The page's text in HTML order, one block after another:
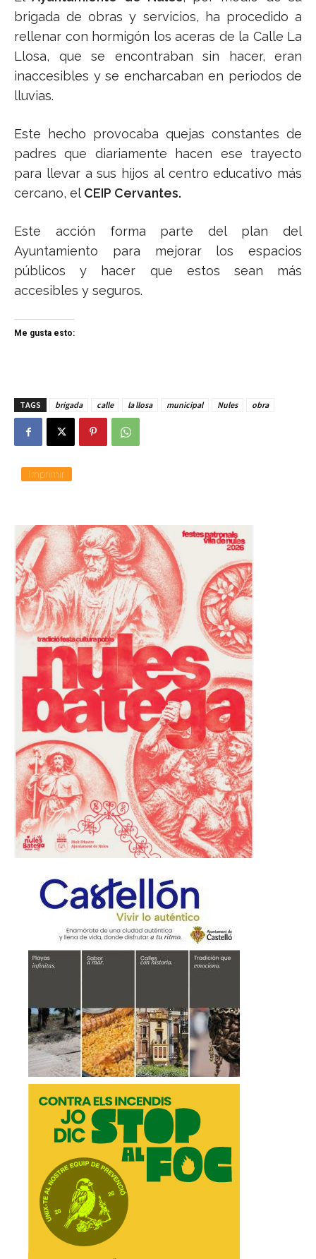
brigada de obras y servicios, ha procedido a
rellenar con hormigón los aceras de la Calle La
Llosa, que se encontraban sin hacer, eran
inaccesibles y se encharcaban en periodos de
lluvias.
Este hecho provocaba quejas constantes de
padres que diariamente hacen ese trayecto
para llevar a sus hijos al centro educativo más
cercano, el CEIP Cervantes.
Este acción forma parte del plan del
Ayuntamiento para mejorar los espacios
públicos y hacer que estos sean más
accesibles y seguros.
Me gusta esto:
TAGS brigada calle la llosa municipal Nules obra
Imprimir